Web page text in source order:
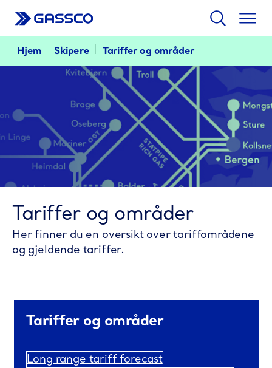
Søk
Hjem Skipere Tariffer og områder
Tariffer og områder
Her finner du en oversikt over tariffområdene
og gjeldende tariffer.
Tariffer og områder
Long range tariff forecast